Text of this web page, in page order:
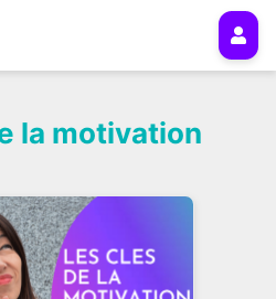
la motivation